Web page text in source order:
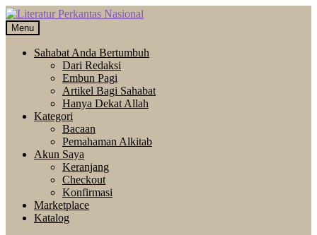
Skip
to
navigation
Langsung
ke
isi
Menu
Sahabat Anda Bertumbuh
Dari Redaksi
Embun Pagi
Artikel Bagi Sahabat
Hanya Dekat Allah
Kategori
Bacaan
Pemahaman Alkitab
Akun Saya
Keranjang
Checkout
Konfirmasi
Marketplace
Katalog